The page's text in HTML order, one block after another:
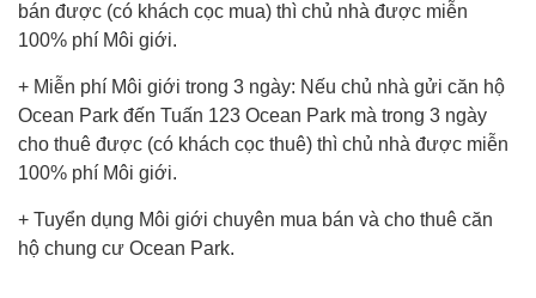
bán được (có khách cọc mua) thì chủ nhà được miễn
100% phí Môi giới.
+ Miễn phí Môi giới trong 3 ngày: Nếu chủ nhà gửi căn hộ
Ocean Park đến Tuấn 123 Ocean Park mà trong 3 ngày
cho thuê được (có khách cọc thuê) thì chủ nhà được miễn
100% phí Môi giới.
+ Tuyển dụng Môi giới chuyên mua bán và cho thuê căn
hộ chung cư Ocean Park.